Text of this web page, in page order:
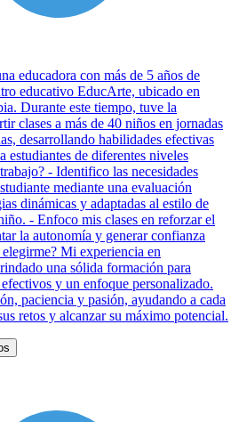
educadora con más de 5 años de
educativo EducArte, ubicado en
Durante este tiempo, tuve la
clases a más de 40 niños en jornadas
desarrollando habilidades efectivas
estudiantes de diferentes niveles
- Identifico las necesidades
mediante una evaluación
dinámicas y adaptadas al estilo de
- Enfoco mis clases en reforzar el
la autonomía y generar confianza
Mi experiencia en
una sólida formación para
y un enfoque personalizado.
paciencia y pasión, ayudando a cada
retos y alcanzar su máximo potencial.